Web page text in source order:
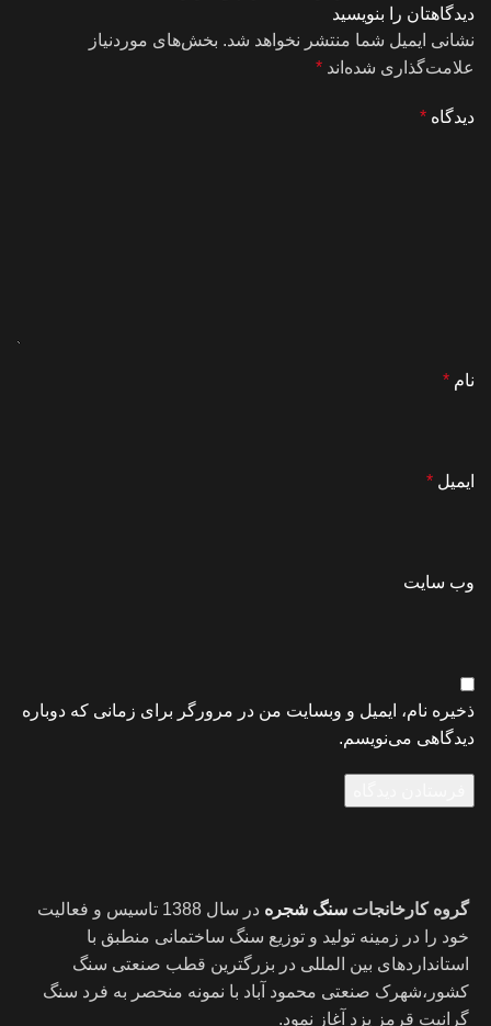
دیدگاهتان را بنویسید
نشانی ایمیل شما منتشر نخواهد شد. بخش‌های موردنیاز
علامت‌گذاری شده‌اند *
دیدگاه *
نام *
ایمیل *
وب‌ سایت
ذخیره نام، ایمیل و وبسایت من در مرورگر برای زمانی که دوباره
دیدگاهی می‌نویسم.
گروه کارخانجاتسنگ شجره
در سال 1388 تاسیس و فعالیت
خود را در زمینه تولید و توزیع سنگ ساختمانی منطبق با
استانداردهای بین المللی در بزرگترین قطب صنعتی سنگ
کشور،شهرک صنعتی محمود آباد با نمونه منحصر به فرد سنگ
گرانیت قرمز یزد آغاز نمود.